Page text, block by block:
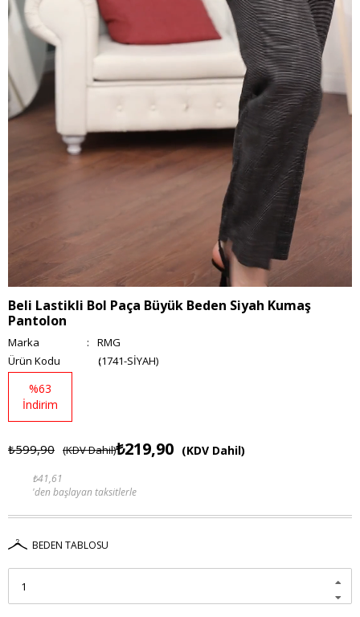
Beli Lastikli Bol Paça Büyük Beden Siyah Kumaş
Pantolon
Marka :
RMG
(1741-SİYAH)
%63
İndirim
₺599,90 (KDV Dahil)₺219,90 (KDV Dahil)
₺41,61
'den başlayan taksitlerle
BEDEN TABLOSU